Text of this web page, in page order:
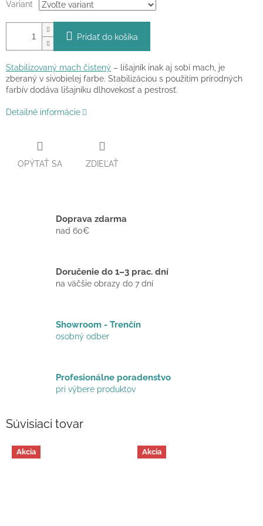
Variant
Pridať do košíka
Stabilizovaný mach čistený – lišajník inak aj sobí mach, je
zberaný v sivobielej farbe. Stabilizáciou s použitím prírodných
farbív dodáva lišajníku dlhovekosť a pestrosť.
Detailné informácie
OPÝTAŤ SA ZDIEĽAŤ
Doprava zdarma
nad 60€
Doručenie do 1–3 prac. dní
na väčšie obrazy do 7 dní
Showroom - Trenčín
osobný odber
Profesionálne poradenstvo
pri výbere produktov
Súvisiaci tovar
Akcia Akcia